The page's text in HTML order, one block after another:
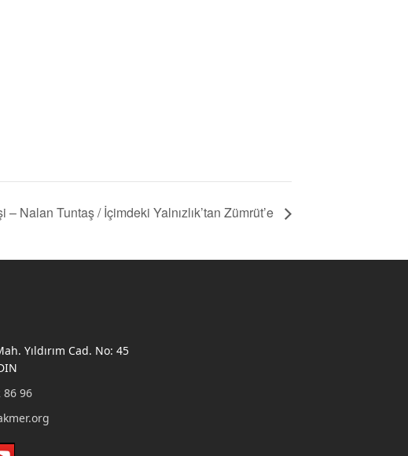
– Nalan Tuntaş / İçimdeki Yalnızlık’tan Zümrüt’e
Yıldırım Cad. No: 45
86 96